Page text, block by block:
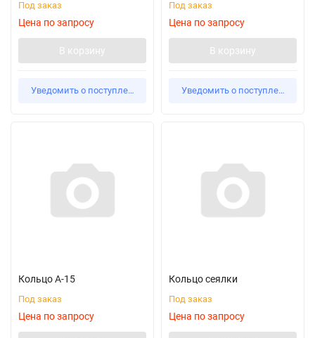
Под заказ
Цена по запросу
В корзину
Уведомить о поступлении
Под заказ
Цена по запросу
В корзину
Уведомить о поступлении
Кольцо А-15
Под заказ
Цена по запросу
Кольцо сеялки
Под заказ
Цена по запросу